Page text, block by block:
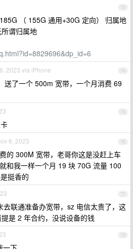
73
（ 155G 通用+30G 定向） 归属地
谓归属地
74
2023 via iPhone
送了一个 500m 宽带，一个月消费 69
75
76
6, 2023
的 300M 宽带，老哥你这是没赶上车
和我一样一个月 19 块 70G 流量 100
挺香的
77
去联通准备办宽带，sz 电信太贵了，这
是 2 年合约，没说设备的钱
78